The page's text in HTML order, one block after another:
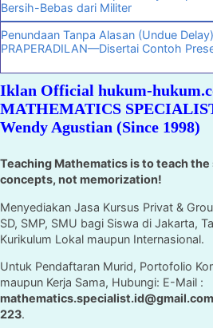
Bersih-Bebas dari Militer
Penundaan Tanpa Alasan (Undue
PRAPERADILAN—Disertai Contoh
Iklan Official hukum-
MATHEMATICS
Wendy Agustian (Since 1998)
Teaching Mathematics is to teach
concepts, not memorization!
Menyediakan Jasa Kursus Privat &
SD, SMP, SMU bagi Siswa di Jakarta,
Kurikulum Lokal maupun Internasional.
Untuk Pendaftaran Murid, Portofolio
maupun Kerja Sama, Hubungi: E-Mail :
mathematics.specialist.id@gmail.com
223.